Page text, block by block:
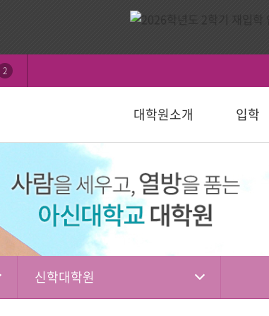
2
대학원소개
교육대학원
복지대학원
입학
모집요강
일반대학원
신학대학원
선교대학원
교육대학원
상담대학원
다문화교육복지대학원
신학대학원
성경강해학(Th.M.)
목회학석사
문학석사
학칙 및 규정
장학안내
논문심사일정
묻고답하기
신학대학원